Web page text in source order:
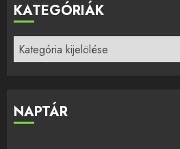
KATEGÓRIÁK
Kategóriák
NAPTÁR